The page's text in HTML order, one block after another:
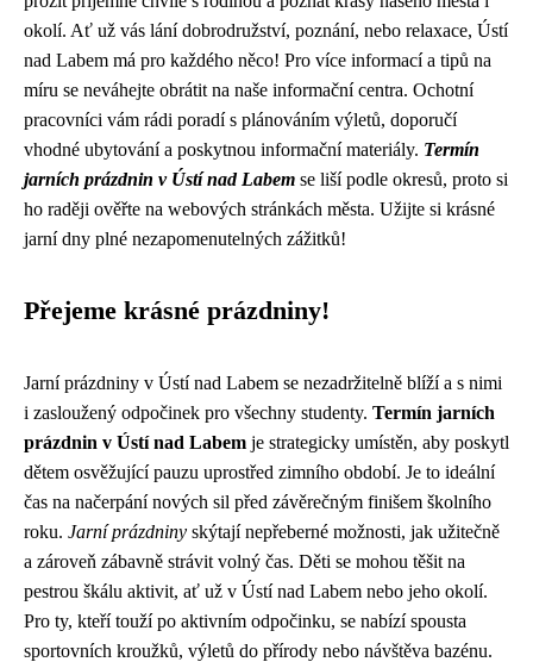
okolí. Ať už vás lání dobrodružství, poznání, nebo relaxace, Ústí
nad Labem má pro každého něco! Pro více informací a tipů na
míru se neváhejte obrátit na naše informační centra. Ochotní
pracovníci vám rádi poradí s plánováním výletů, doporučí
vhodné ubytování a poskytnou informační materiály. Termín
jarních prázdnin v Ústí nad Labem se liší podle okresů, proto si
ho raději ověřte na webových stránkách města. Užijte si krásné
jarní dny plné nezapomenutelných zážitků!
Přejeme krásné prázdniny!
Jarní prázdniny v Ústí nad Labem se nezadržitelně blíží a s nimi
i zasloužený odpočinek pro všechny studenty. Termín jarních
prázdnin v Ústí nad Labem je strategicky umístěn, aby poskytl
dětem osvěžující pauzu uprostřed zimního období. Je to ideální
čas na načerpání nových sil před závěrečným finišem školního
roku. Jarní prázdniny skýtají nepřeberné možnosti, jak užitečně
a zároveň zábavně strávit volný čas. Děti se mohou těšit na
pestrou škálu aktivit, ať už v Ústí nad Labem nebo jeho okolí.
Pro ty, kteří touží po aktivním odpočinku, se nabízí spousta
sportovních kroužků, výletů do přírody nebo návštěva bazénu.